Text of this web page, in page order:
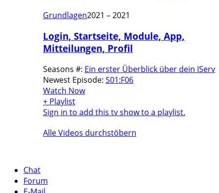
Grundlagen2021 – 2021
Login, Startseite, Module, App,
Mitteilungen, Profil
Seasons #: Ein erster Überblick über dein IServ
Newest Episode: S01:F06
Watch Now
+ Playlist
Sign in to add this tv show to a playlist.
Alle Videos durchstöbern
Chat
Forum